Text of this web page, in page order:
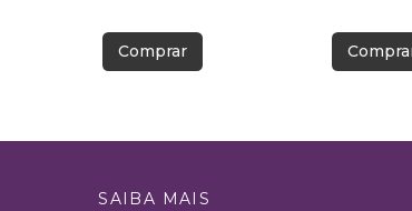
Comprar
SAIBA MAIS